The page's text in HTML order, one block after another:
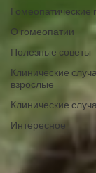
Гомеопатические
О гомеопатии
Полезные советы
Клинические
взрослые
Клинические
Интересное